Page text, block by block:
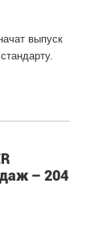
выпуск
– 204